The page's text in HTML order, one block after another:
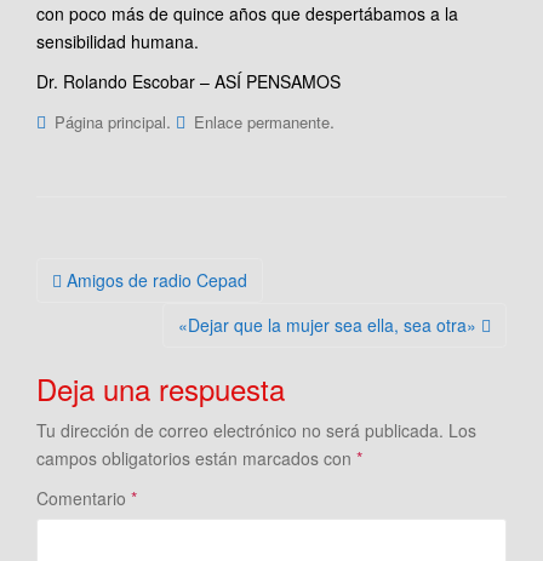
con poco más de quince años que despertábamos a la
sensibilidad humana.
Dr. Rolando Escobar – ASÍ PENSAMOS
Página principal. Enlace permanente.
Navegación
entrada
Amigos de radio Cepad
«Dejar que la mujer sea ella, sea otra»
Deja una respuesta
Tu dirección de correo electrónico no será publicada. Los
campos obligatorios están marcados con *
Comentario *